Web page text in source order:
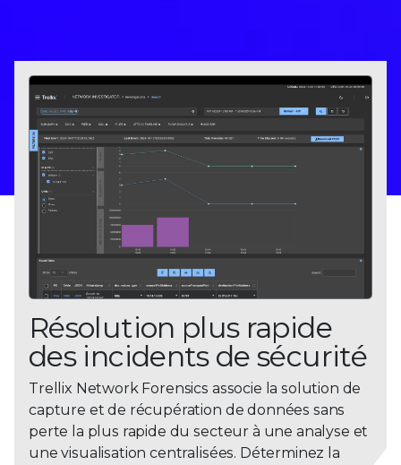
Résolution plus rapide
des incidents de sécurité
Trellix Network Forensics associe la solution de
capture et de récupération de données sans
perte la plus rapide du secteur à une analyse et
une visualisation centralisées. Déterminez la